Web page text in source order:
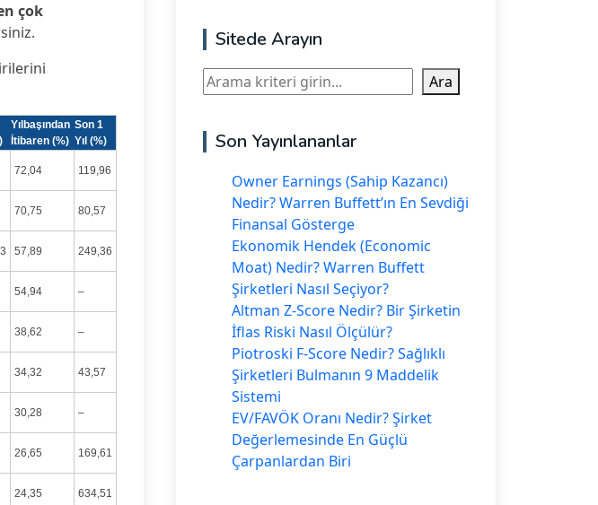
çok
Yılbaşından
İtibaren (%)
Son 1
Yıl (%)
72,04 119,96
70,75 80,57
57,89 249,36
54,94 –
38,62 –
34,32 43,57
30,28 –
26,65 169,61
24,35 634,51
Sitede Arayın
Ara Ara
Son Yayınlananlar
Owner Earnings (Sahip Kazancı)
Nedir? Warren Buffett’ın En Sevdiği
Finansal Gösterge
Ekonomik Hendek (Economic
Moat) Nedir? Warren Buffett
Şirketleri Nasıl Seçiyor?
Altman Z-Score Nedir? Bir Şirketin
İflas Riski Nasıl Ölçülür?
Piotroski F-Score Nedir? Sağlıklı
Şirketleri Bulmanın 9 Maddelik
Sistemi
EV/FAVÖK Oranı Nedir? Şirket
Değerlemesinde En Güçlü
Çarpanlardan Biri